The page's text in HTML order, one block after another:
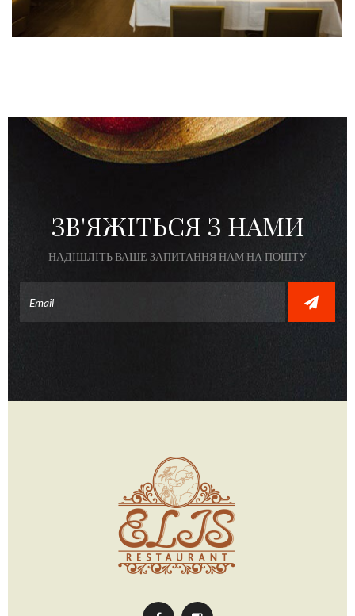
ЗВ'ЯЖІТЬСЯ З НАМИ
НАДІШЛІТЬ ВАШЕ ЗАПИТАННЯ НАМ НА ПОШТУ